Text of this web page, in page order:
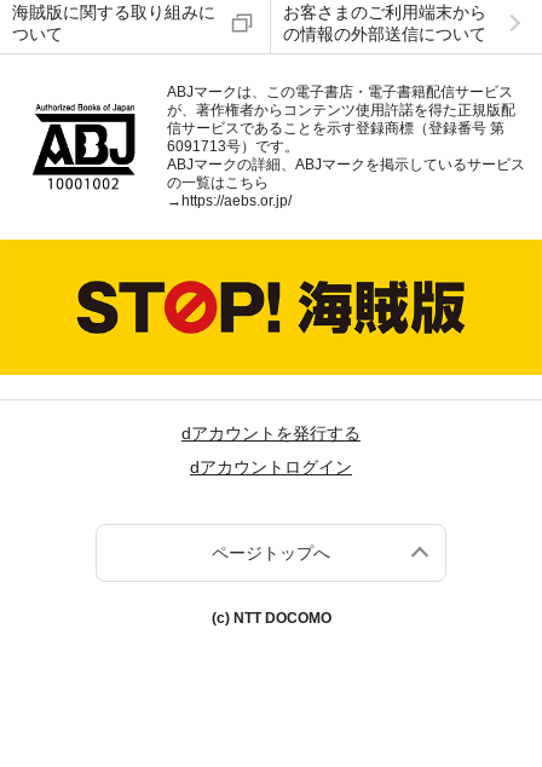
海賊版に関する取り組みに
ついて
お客さまのご利用端末から
の情報の外部送信について
ABJマークは、この電子書店・電子書籍配信サービス
が、著作権者からコンテンツ使用許諾を得た正規版配
信サービスであることを示す登録商標（登録番号 第
6091713号）です。
ABJマークの詳細、ABJマークを掲示しているサービス
の一覧はこちら
→ https://aebs.or.jp/
dアカウントを発行する
dアカウントログイン
ページトップへ
(c) NTT DOCOMO